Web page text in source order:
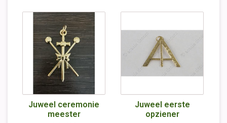
Juweel ceremonie
meester
Juweel eerste
opziener